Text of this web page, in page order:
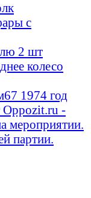
с
2 шт
колесо
1974 год
Oppozit.ru -
мероприятии.
партии.